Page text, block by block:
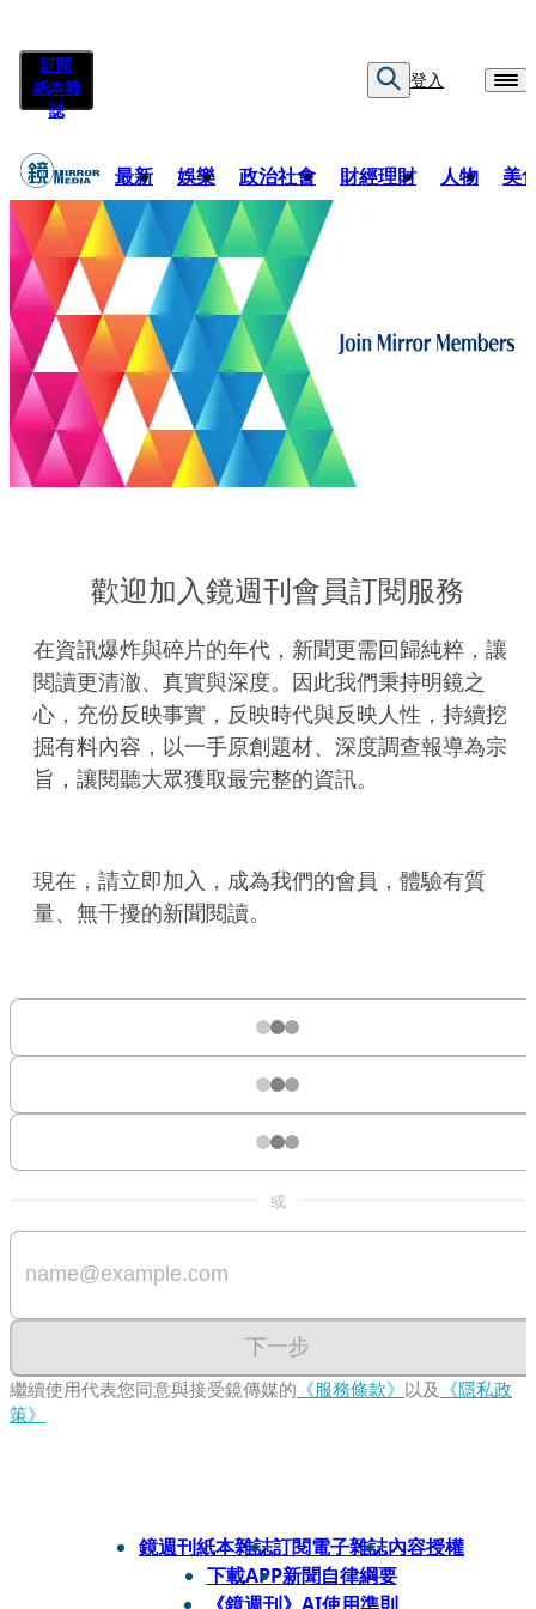
訂閱
紙本雜
誌
登入
最新 娛樂 政治社會 財經理財 人物 美
歡迎加入鏡週刊會員訂閱服務
在資訊爆炸與碎片的年代，新聞更需回歸純粹，讓
閱讀更清澈、真實與深度。因此我們秉持明鏡之
心，充份反映事實，反映時代與反映人性，持續挖
掘有料內容，以一手原創題材、深度調查報導為宗
旨，讓閱聽大眾獲取最完整的資訊。
現在，請立即加入，成為我們的會員，體驗有質
量、無干擾的新聞閱讀。
或
下一步
繼續使用代表您同意與接受鏡傳媒的 《服務條款》 以及 《隱私政
策》
鏡週刊紙本雜誌訂閱電子雜誌內容授權
下載APP新聞自律綱要